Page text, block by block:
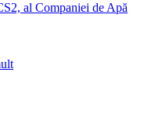
al Companiei de Apă